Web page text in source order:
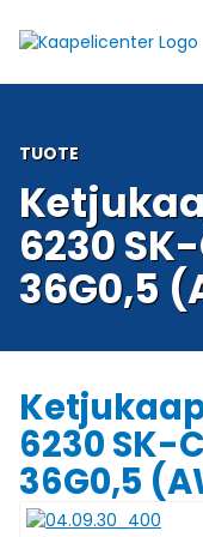
sisältöön
TUOTE
6230
36G0,5
6230 SK-
36G0,5